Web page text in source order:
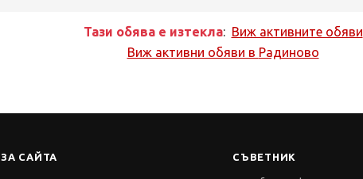
Тази обява е изтекла: Виж активните обяви
Виж активни обяви в Радиново
ЗА САЙТА СЪВЕТНИК